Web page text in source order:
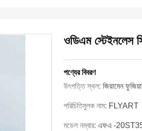
ওডিএম স্টেইনলেস
পণ্যের বিবরণ
উৎপত্তি স্থল: জিয়ামেন
পরিচিতিমুলক নাম: FLYART
মডেল নম্বার: এফএ -